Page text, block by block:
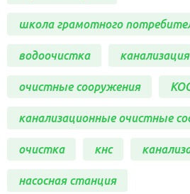
школа грамотного
водоочистка канализация
очистные сооружения
канализационные очистные
очистка кнс
насосная станция